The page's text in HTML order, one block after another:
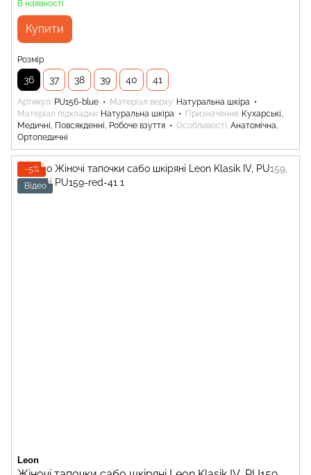
В наявності
Купити
Розмір
36 37 38 39 40 41
Артикул PU156-blue Матеріал верху Натуральна шкіра
Матеріал підкладки Натуральна шкіра Призначення Кухарські,
Медичні, Повсякденні, Робоче взуття
Особливості Анатомічна,
Ортопедичні
−5%
Відео
Leon